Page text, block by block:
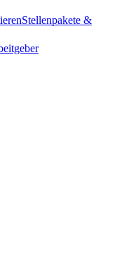
Stellenpakete &